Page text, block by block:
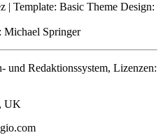
Template: Basic Theme Design:
Springer
und Redaktionssystem, Lizenzen:
UK